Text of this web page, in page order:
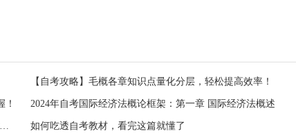
【自考攻略】毛概各章知识点量化分层，轻松提高效率！
2024年自考国际经济法概论框架：第一章 国际经济法概述
2024年自考财政学知识点框架：第一章-财政的概念与财政的职能 如何吃透自考教材，看完这篇就懂了